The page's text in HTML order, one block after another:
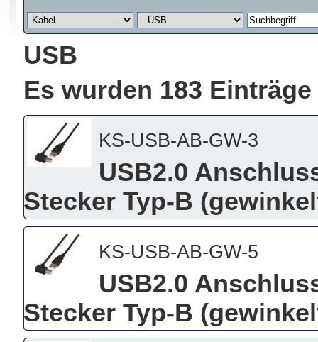
USB
Es wurden 183
KS-USB-AB-GW-3
USB2.0
Stecker Typ-B
KS-USB-AB-GW-5
USB2.0
Stecker Typ-B